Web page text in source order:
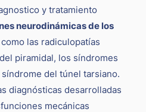
y tratamiento
neurodinámicas de los
como las radiculopatías
piramidal, los síndromes
del túnel tarsiano.
diagnósticas desarrolladas
mecánicas